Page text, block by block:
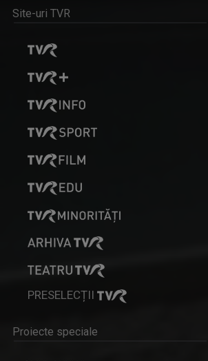
La TVR Craiova promovăm valorile tradiționale ...
În fiecare luni, de la ora 19:00, alături de ...
Site-uri TVR
PRESELECȚII
Proiecte speciale